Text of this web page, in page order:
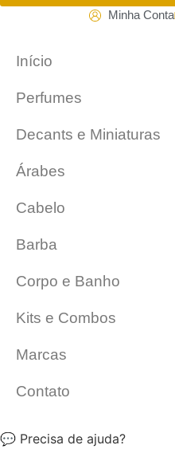
Minha Conta
Início
Perfumes
Decants e Miniaturas
Árabes
Cabelo
Barba
Corpo e Banho
Kits e Combos
Marcas
Contato
💬 Precisa de ajuda?